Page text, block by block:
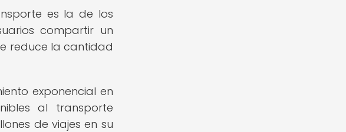
es la de los
compartir un
reduce la cantidad
exponencial en
al transporte
de viajes en su